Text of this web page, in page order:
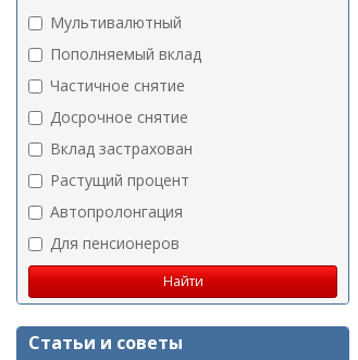
Мультивалютный
Пополняемый вклад
Частичное снятие
Досрочное снятие
Вклад застрахован
Растущий процент
Автопролонгация
Для пенсионеров
Статьи и советы